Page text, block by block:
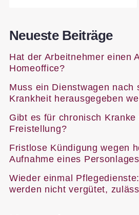
Neueste Beiträge
Hat der Arbeitnehmer einen
Homeoffice?
Muss ein Dienstwagen nach
Krankheit herausgegeben
Gibt es für chronisch Kranke
Freistellung?
Fristlose Kündigung wegen
Aufnahme eines
Wieder einmal
werden nicht vergütet,